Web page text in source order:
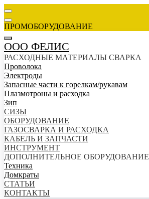
ПРОМОБОРУДОВАНИЕ
ООО ФЕЛИС
РАСХОДНЫЕ МАТЕРИАЛЫ СВАРКА
Проволока
Электроды
Запасные части к горелкам/рукавам
Плазмотроны и расходка
Зип
СИЗЫ
ОБОРУДОВАНИЕ
ГАЗОСВАРКА И РАСХОДКА
КАБЕЛЬ И ЗАПЧАСТИ
ИНСТРУМЕНТ
ДОПОЛНИТЕЛЬНОЕ ОБОРУДОВАНИЕ
Техника
Домкраты
СТАТЬИ
КОНТАКТЫ